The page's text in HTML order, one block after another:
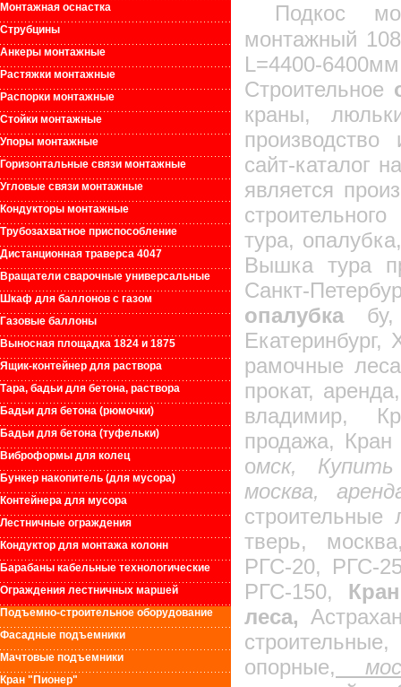
Монтажная оснастка
Струбцины
Анкеры монтажные
Растяжки монтажные
Распорки монтажные
Стойки монтажные
Упоры монтажные
Горизонтальные связи монтажные
Угловые связи монтажные
Кондукторы монтажные
Трубозахватное приспособление
Дистанционная траверса 4047
Вращатели сварочные универсальные
Шкаф для баллонов с газом
Газовые баллоны
Выносная площадка 1824 и 1875
Ящик-контейнер для раствора
Тара, бадьи для бетона, раствора
Бадьи для бетона (рюмочки)
Бадьи для бетона (туфельки)
Виброформы для колец
Бункер накопитель (для мусора)
Контейнера для мусора
Лестничные ограждения
Кондуктор для монтажа колонн
Барабаны кабельные технологические
Ограждения лестничных маршей
Подъемно-строительное оборудование
Фасадные подъемники
Мачтовые подъемники
Кран "Пионер"
Подкос
монтажный
L=4400-
Строительное
краны,
сайт-каталог
является
тура,
Вышка тура
Санкт-
опалубкабу,
рамочные
прокат,
владимир,
продажа, Кран
омск,
москва,
тверь,
РГС-20, РГС-
РГС-150,
леса,
опорные,